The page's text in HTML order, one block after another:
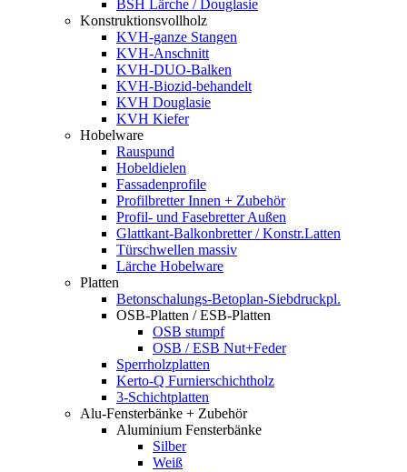
BSH Lärche / Douglasie
Konstruktionsvollholz
KVH-ganze Stangen
KVH-Anschnitt
KVH-DUO-Balken
KVH-Biozid-behandelt
KVH Douglasie
KVH Kiefer
Hobelware
Rauspund
Hobeldielen
Fassadenprofile
Profilbretter Innen + Zubehör
Profil- und Fasebretter Außen
Glattkant-Balkonbretter / Konstr.Latten
Türschwellen massiv
Lärche Hobelware
Platten
Betonschalungs-Betoplan-Siebdruckpl.
OSB-Platten / ESB-Platten
OSB stumpf
OSB / ESB Nut+Feder
Sperrholzplatten
Kerto-Q Furnierschichtholz
3-Schichtplatten
Alu-Fensterbänke + Zubehör
Aluminium Fensterbänke
Silber
Weiß